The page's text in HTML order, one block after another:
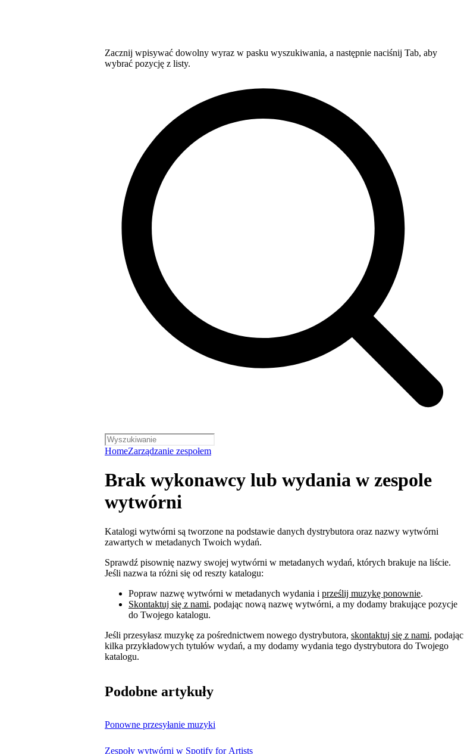
Zacznij wpisywać dowolny wyraz w pasku wyszukiwania, a następnie naciśnij Tab, aby
wybrać pozycję z listy.
HomeZarządzanie zespołem
Brak wykonawcy lub wydania w zespole
wytwórni
Katalogi wytwórni są tworzone na podstawie danych dystrybutora oraz nazwy wytwórni
zawartych w metadanych Twoich wydań.
Sprawdź pisownię nazwy swojej wytwórni w metadanych wydań, których brakuje na liście.
Jeśli nazwa ta różni się od reszty katalogu:
Popraw nazwę wytwórni w metadanych wydania i prześlij muzykę ponownie.
Skontaktuj się z nami, podając nową nazwę wytwórni, a my dodamy brakujące pozycje
do Twojego katalogu.
Jeśli przesyłasz muzykę za pośrednictwem nowego dystrybutora, skontaktuj się z nami, podając
kilka przykładowych tytułów wydań, a my dodamy wydania tego dystrybutora do Twojego
katalogu.
Podobne artykuły
Ponowne przesyłanie muzyki
Zespoły wytwórni w Spotify for Artists